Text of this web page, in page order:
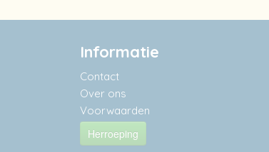
Informatie
Contact
Over ons
Voorwaarden
Herroeping